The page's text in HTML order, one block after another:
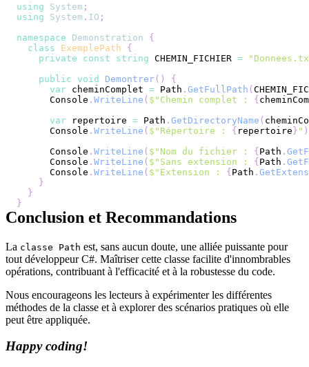
using System ;
using
System . IO ;
namespace
Demonstration
{
class
ExemplePath
{
private
const string CHEMIN_FICHIER =
public
void Demontrer( )
{
var cheminComplet = Path . GetFullPath (
      Console
. WriteLine ( $"Chemin complet : {
var repertoire = Path . GetDirectoryName (
      Console
. WriteLine ( $"Répertoire : { repertoire } " )
      Console
. WriteLine ( $"Nom du fichier : { Path .
      Console
. WriteLine ( $"Sans extension : { Path .
      Console
. WriteLine ( $"Extension : { Path .
}
}
}
Conclusion et Recommandations
La classe Path est, sans aucun doute, une alliée puissante pour
tout développeur C#. Maîtriser cette classe facilite d'innombrables
opérations, contribuant à l'efficacité et à la robustesse du code.
Nous encourageons les lecteurs à expérimenter les différentes
méthodes de la classe et à explorer des scénarios pratiques où elle
peut être appliquée.
Happy coding!